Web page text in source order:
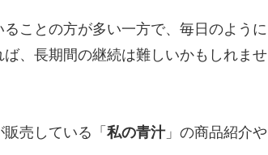
ことの方が多い一方で、毎日のように
ば、長期間の継続は難しいかもしれませ
売している「 私の青汁」の商品紹介や